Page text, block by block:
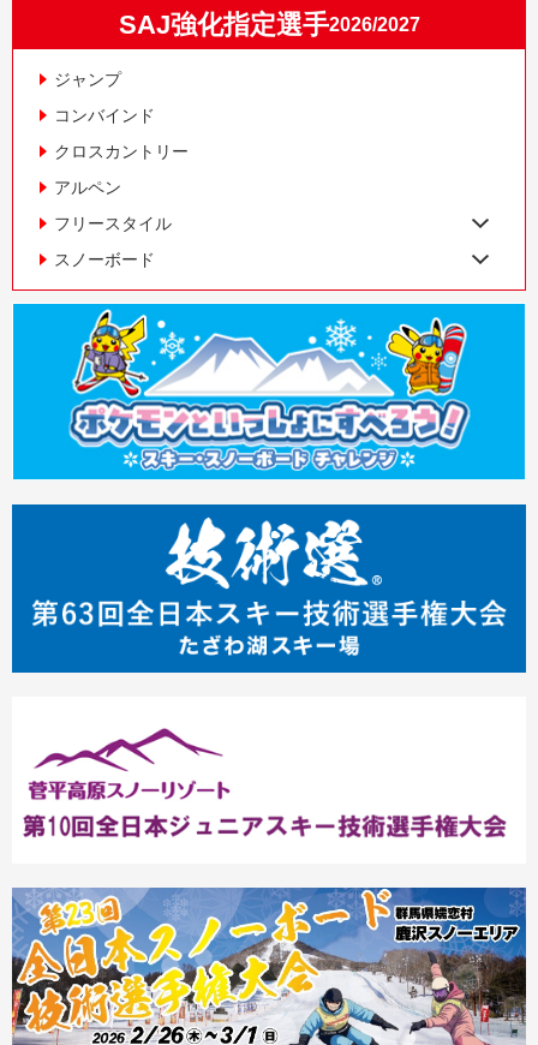
SAJ強化指定選手2026/2027
ジャンプ
コンバインド
クロスカントリー
アルペン
フリースタイル
スノーボード